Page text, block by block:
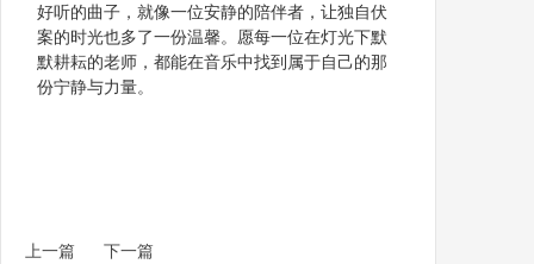
好听的曲子，就像一位安静的陪伴者，让独自伏
案的时光也多了一份温馨。愿每一位在灯光下默
默耕耘的老师，都能在音乐中找到属于自己的那
份宁静与力量。
上一篇 下一篇